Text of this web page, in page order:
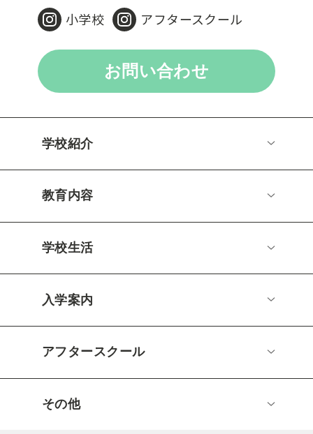
小学校 アフタースクール
お問い合わせ
学校紹介
教育内容
学校生活
入学案内
アフタースクール
その他